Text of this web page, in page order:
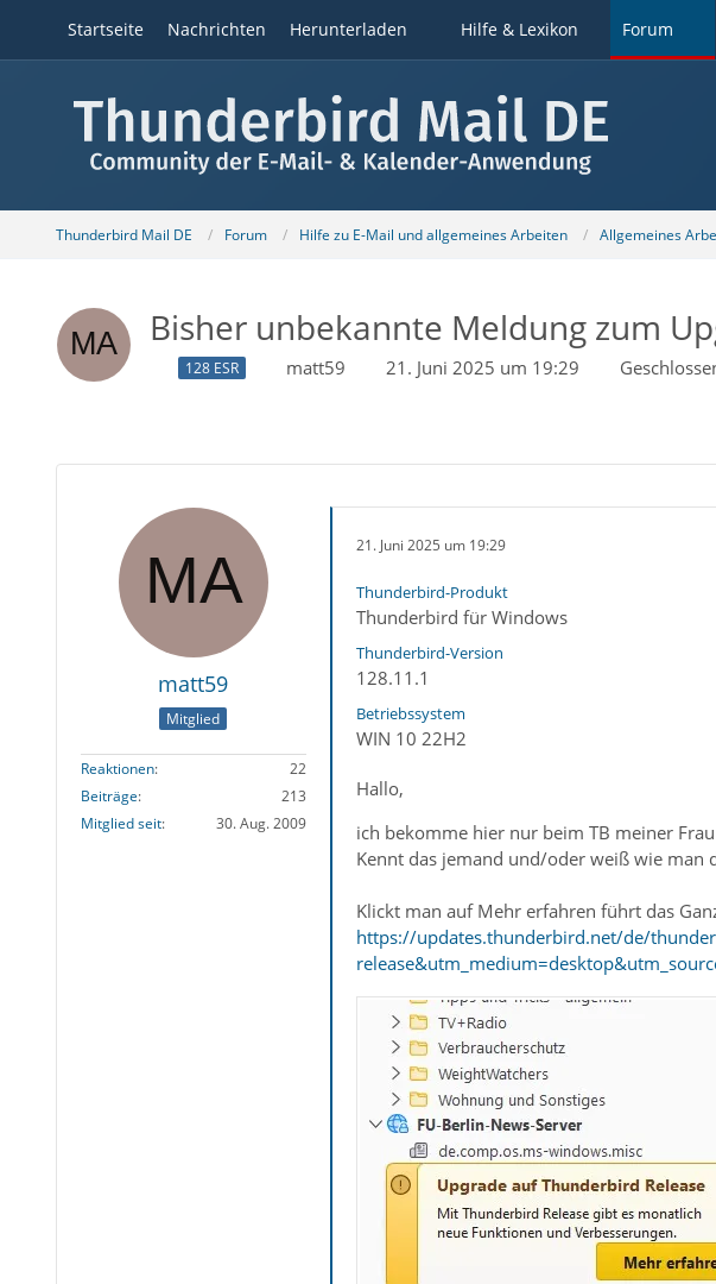
Startseite Nachrichten Herunterladen Hilfe & Lexikon Forum
Thunderbird Mail DE Forum Hilfe zu E-Mail und allgemeines Arbeiten Allgemeines
Bisher unbekannte Meldung zum
128 ESR matt59 21. Juni 2025 um 19:29
matt59
Mitglied
Reaktionen
22
Beiträge
213
Mitglied seit
30. Aug. 2009
21. Juni 2025 um 19:29
Thunderbird-Produkt
Thunderbird für Windows
Thunderbird-Version
128.11.1
Betriebssystem
WIN 10 22H2
Hallo,
ich bekomme hier nur beim TB meiner
Kennt das jemand und/oder weiß wie man
Klickt man auf Mehr erfahren führt das
https://updates.thunderbird.net/de/